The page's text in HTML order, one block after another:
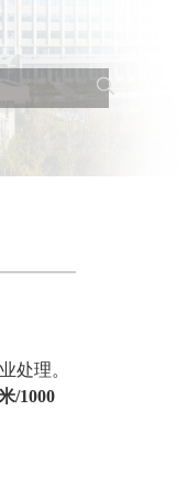
处理。
/1000